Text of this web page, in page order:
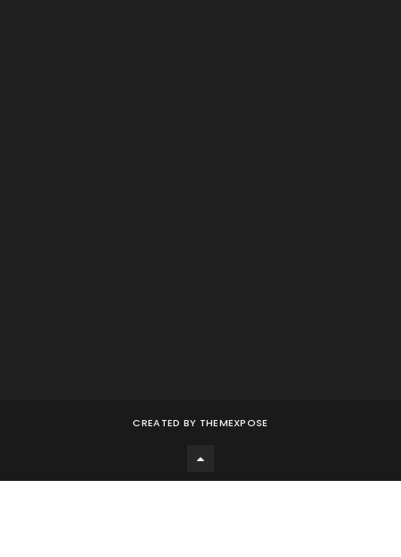
CREATED BY THEMEXPOSE